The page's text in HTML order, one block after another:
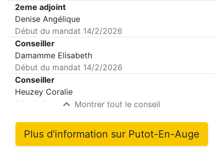
2eme adjoint
Denise Angélique
Début du mandat 14/2/2026
Conseiller
Damamme Elisabeth
Début du mandat 14/2/2026
Conseiller
Heuzey Coralie
Début du mandat14/2/2026
Montrer tout le conseil
Plus d'information sur Putot-En-Auge